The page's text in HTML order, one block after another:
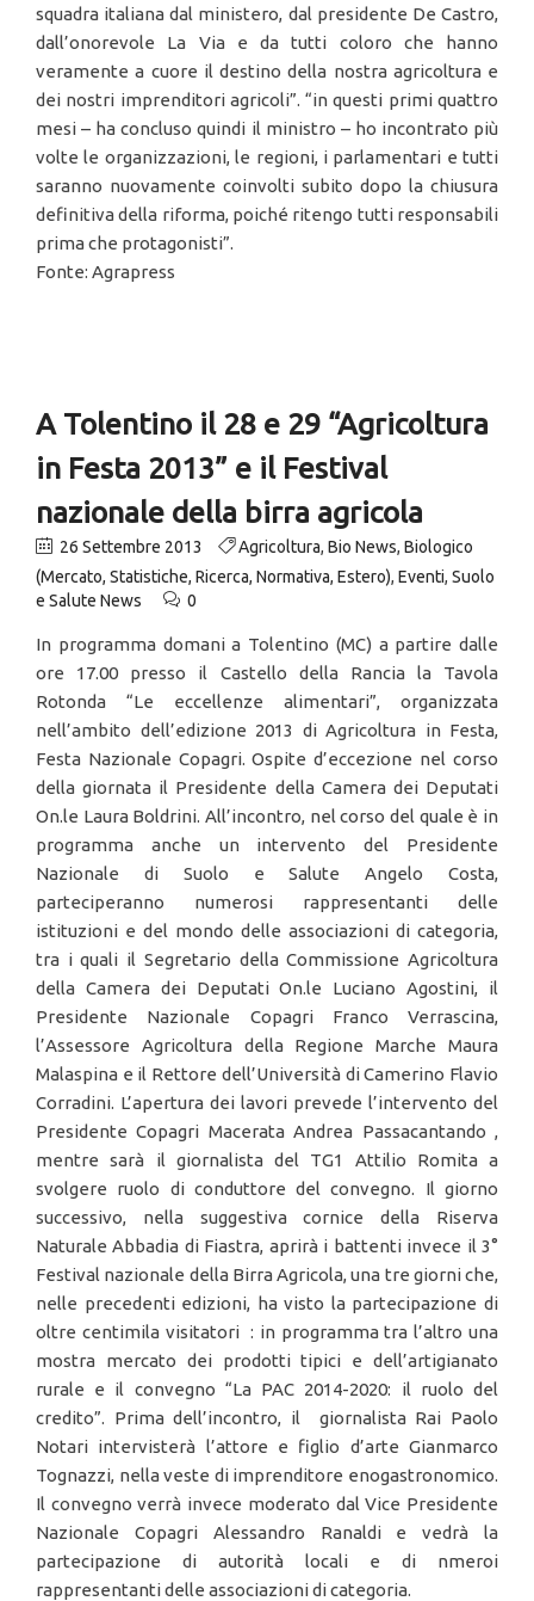
squadra italiana dal ministero, dal presidente De Castro,
dall’onorevole La Via e da tutti coloro che hanno
veramente a cuore il destino della nostra agricoltura e
dei nostri imprenditori agricoli”. “in questi primi quattro
mesi – ha concluso quindi il ministro – ho incontrato più
volte le organizzazioni, le regioni, i parlamentari e tutti
saranno nuovamente coinvolti subito dopo la chiusura
definitiva della riforma, poiché ritengo tutti responsabili
prima che protagonisti”.
Fonte: Agrapress
A Tolentino il 28 e 29 “Agricoltura
in Festa 2013” e il Festival
nazionale della birra agricola
26 Settembre 2013 Agricoltura, Bio News, Biologico
(Mercato, Statistiche, Ricerca, Normativa, Estero), Eventi, Suolo
e Salute News
0
In programma domani a Tolentino (MC) a partire dalle
ore 17.00 presso il Castello della Rancia la Tavola
Rotonda “Le eccellenze alimentari”, organizzata
nell’ambito dell’edizione 2013 di Agricoltura in Festa,
Festa Nazionale Copagri. Ospite d’eccezione nel corso
della giornata il Presidente della Camera dei Deputati
On.le Laura Boldrini. All’incontro, nel corso del quale è in
programma anche un intervento del Presidente
Nazionale di Suolo e Salute Angelo Costa,
parteciperanno numerosi rappresentanti delle
istituzioni e del mondo delle associazioni di categoria,
tra i quali il Segretario della Commissione Agricoltura
della Camera dei Deputati On.le Luciano Agostini, il
Presidente Nazionale Copagri Franco Verrascina,
l’Assessore Agricoltura della Regione Marche Maura
Malaspina e il Rettore dell’Università di Camerino Flavio
Corradini. L’apertura dei lavori prevede l’intervento del
Presidente Copagri Macerata Andrea Passacantando ,
mentre sarà il giornalista del TG1 Attilio Romita a
svolgere ruolo di conduttore del convegno. Il giorno
successivo, nella suggestiva cornice della Riserva
Naturale Abbadia di Fiastra, aprirà i battenti invece il 3°
Festival nazionale della Birra Agricola, una tre giorni che,
nelle precedenti edizioni, ha visto la partecipazione di
oltre centimila visitatori : in programma tra l’altro una
mostra mercato dei prodotti tipici e dell’artigianato
rurale e il convegno “La PAC 2014-2020: il ruolo del
credito”. Prima dell’incontro, il giornalista Rai Paolo
Notari intervisterà l’attore e figlio d’arte Gianmarco
Tognazzi, nella veste di imprenditore enogastronomico.
Il convegno verrà invece moderato dal Vice Presidente
Nazionale Copagri Alessandro Ranaldi e vedrà la
partecipazione di autorità locali e di nmeroi
rappresentanti delle associazioni di categoria.